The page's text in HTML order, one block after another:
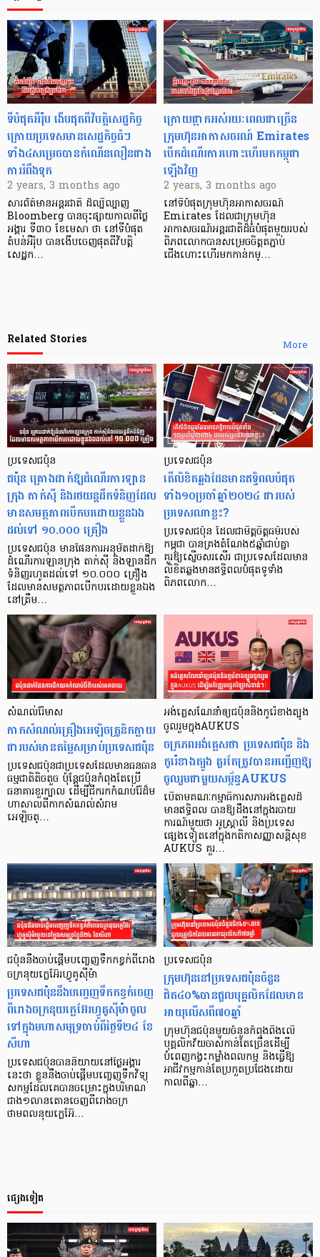
ទីបំផុតអឺរ៉ុប ងើបផុតពីវិបត្តិសេដ្ឋកិច្ច
ក្រោយប្រទេសមានសេដ្ឋកិច្ចធំៗ
ទាំង៤សម្រេចបានកំណើនលឿនជាង
ការរំពឹងទុក
2 years, 3 months ago
សារព័ត៌មានអន្តរជាតិ ដ៏ល្បីល្បាញ
Bloomberg បានចុះផ្សាយកាលពីថ្ងៃ
អង្គារ ទី៣០ ខែមេសា ថា នៅទីបំផុត
តំបន់អឺរ៉ុប បានងើបចេញផុតពីវិបត្តិ
សេដ្ឋក…
ក្រោយផ្អាកអស់រយៈពេលជាច្រើន
ក្រុមហ៊ុនអាកាសចរណ៍ Emirates
បើកដំណើរការហោះហើរមកកម្ពុជា
ឡើងវិញ
2 years, 3 months ago
នៅទីបំផុតក្រុមហ៊ុនអាកាសចរណ៍
Emirates ដែលជាក្រុមហ៊ុន
អាកាសចរណ៍អន្តរជាតិដ៏ធំបំផុតមួយរបស់
ពិភពលោកបានសម្រេចចិត្តតភ្ជាប់
ជើងហោះហើរមកកាន់កម្…
More
Related Stories
ប្រទេសជប៉ុន
ជប៉ុន គ្រោងដាក់ឱ្យដំណើរការឡាន
ក្រុង តាក់ស៊ី និងរថយន្តដឹកទំនិញដែល
មានសមត្ថភាពបើកបរដោយខ្លួនឯង
ដល់ទៅ ១០.០០០ គ្រឿង
ប្រទេសជប៉ុន មានផែនការអនុម័តដាក់ឱ្យ
ដំណើរការឡានក្រុង តាក់ស៊ី និងឡានដឹក
ទំនិញរហូតដល់ទៅ ១០.០០០ គ្រឿង
ដែលមានសមត្ថភាពបើកបរដោយខ្លួនឯង
នៅត្រឹម…
ប្រទេសជប៉ុន
តើលិខិតឆ្លងដែនមានឥទ្ធិពលបំផុត
ទាំង១០ប្រចាំឆ្នាំ២០២៤ ជារបស់
ប្រទេសណាខ្លះ?
ប្រទេសជប៉ុន ដែលជាមិត្តចិត្តធម៌របស់
កម្ពុជា បានគ្រងតំណែង៥ឆ្នាំជាប់គ្នា
គួរឱ្យស្ញើចសរសើរ ជាប្រទេសដែលមាន
លិខិតឆ្លងមានឥទ្ធិពលបំផុតទូទាំង
ពិភពលោក…
សំណល់រ៉ែមាស
កាកសំណល់គ្រឿងអេឡិចត្រូនិកក្លាយ
ជារបស់មានតម្លៃសម្រាប់ប្រទេសជប៉ុន
ប្រទេសជប៉ុនជាប្រទេសដែលមានធនធាន
ធម្មជាតិតិចតួច ប៉ុន្តែជប៉ុនកំពុងតែប្រើ
ធនាគារខួរក្បាល ដើម្បីជីករកកំណប់រ៉ែដ៏ម
ហាសាលពីកាកសំណល់សំរាម
អេឡិចត្…
អង់គ្លេសណែនាំឲ្យជប៉ុននិងកូរ៉េខាងត្បូង
ចូលរួមក្នុងAUKUS
ចក្រភពអង់គ្លេសថា ប្រទេសជប៉ុន និង
កូរ៉េខាងត្បូង គួរតែត្រូវបានអញ្ជើញឱ្យ
ចូលរួមជាមួយសម្ព័ន្ធAUKUS
បើតាមគណៈកម្មាធិការសភាអង់គ្លេសដ៏
មានឥទ្ធិពល បានឱ្យដឹងនៅក្នុងរបាយ
ការណ៍មួយថា អូស្ត្រាលី និងប្រទេស
ផ្សេងទៀតនៅក្នុងកតិកាសញ្ញាសន្តិសុខ
AUKUS គួរ…
ជប៉ុននឹងចាប់ផ្ដើមបញ្ចេញទឹកកខ្វក់ពីរោង
ចក្រនុយក្លេអ៊ែរហ្វូគូស៊ីម៉ា
ប្រទេសជប៉ុននឹងបញ្ចេញទឹកកខ្វក់ចេញ
ពីរោងចក្រនុយក្លេអ៊ែរហ្វូគូស៊ីម៉ាចូល
ទៅក្នុងមហាសមុទ្រចាប់ពីថ្ងៃទី២៤ ខែ
សីហា
ប្រទេសជប៉ុនបាននិយាយនៅថ្ងៃអង្គារ
នេះថា ខ្លួននឹងចាប់ផ្តើមបញ្ចេញទឹកវិទ្យុ
សកម្មដែលគេបានចម្រោះក្នុងបរិមាណ
ជាង១លានតោនចេញពីរោងចក្រ
ថាមពលនុយក្លេអ៊ែ…
ប្រទេសជប៉ុន
ក្រុមហ៊ុននៅប្រទេសជប៉ុនចំនួន
ជិត៤០%បានជួលបុគ្គលិកដែលមាន
អាយុលើសពី៧០ឆ្នាំ
ក្រុមហ៊ុនជប៉ុនមួយចំនួនកំពុងពឹងលើ
បុគ្គលិកវ័យចាស់កាន់តែច្រើនដើម្បី
បំពេញកង្វះកម្លាំងពលកម្ម និងធ្វើឱ្យ
អាជីវកម្មកាន់តែប្រកួតប្រជែងដោយ
កាលពីឆ្នា…
ផ្សេងទៀត